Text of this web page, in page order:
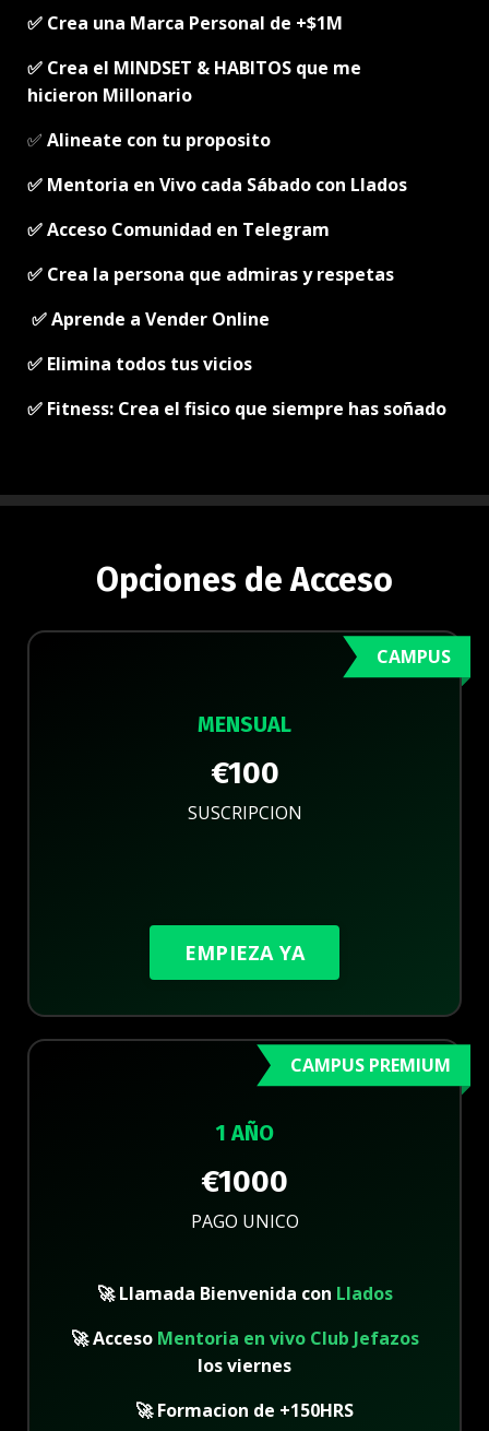
✅ Crea una Marca Personal de +$1M
✅ Crea el MINDSET & HABITOS que me
hicieron Millonario
✅ Alineate con tu proposito
✅ Mentoria en Vivo cada Sábado con Llados
✅ Acceso Comunidad en Telegram
✅ Crea la persona que admiras y respetas
✅ Aprende a Vender Online
✅ Elimina todos tus vicios
✅ Fitness: Crea el fisico que siempre has soñado
Opciones de Acceso
MENSUAL
€100
SUSCRIPCION
CAMPUS
EMPIEZA YA
1 AÑO
€1000
PAGO UNICO
🚀 Llamada Bienvenida con Llados
🚀 Acceso Mentoria en vivo Club Jefazos
los viernes
🚀 Formacion de +150HRS
CAMPUS PREMIUM